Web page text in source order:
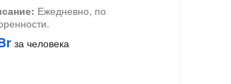
Ежедневно, по
за человека